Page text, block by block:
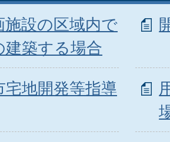
施設の区域内で
建築する場合
宅地開発等指導